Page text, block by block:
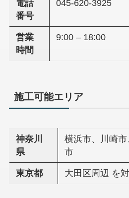
電話
番号
045-620-3925
営業
時間
9:00 – 18:00
施工可能エリア
神奈川
県
横浜市、川崎
市
東京都 大田区周辺 を